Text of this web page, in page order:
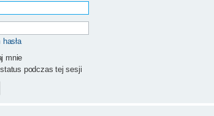
mnie
podczas tej sesji